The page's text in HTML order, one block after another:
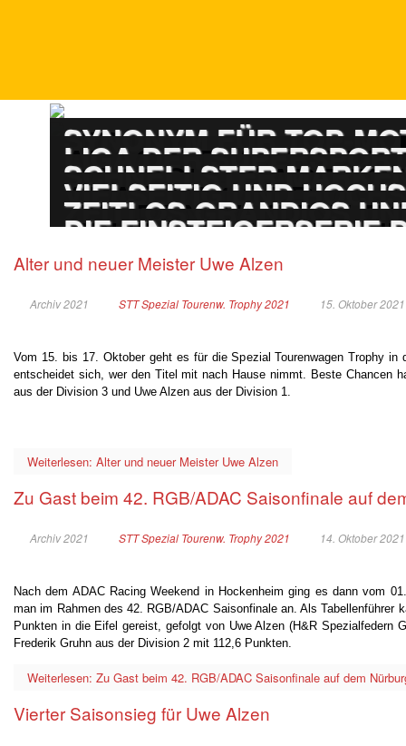
DTM
SYNONYM FÜR TOP-
ADAC GT MASTERS
LIGA DER
PORSCHE
SCHNELLSTER
ADAC GT4
VIELSEITIG UND
TOURENWAGEN
ZEITLOS GRANDIOS
TOURENWAGEN
DIE EINSTEIGERSERIE
Alter und neuer Meister Uwe Alzen
Archiv 2021 STT Spezial Tourenw. Trophy 2021 15. Oktober 2021
Vom 15. bis 17. Oktober geht es für die Spezial Tourenwagen Trophy in
entscheidet sich, wer den Titel mit nach Hause nimmt. Beste Chancen
aus der Division 3 und Uwe Alzen aus der Division 1.
Weiterlesen: Alter und neuer Meister Uwe Alzen
Zu Gast beim 42. RGB/ADAC Saisonfinale auf
Archiv 2021 STT Spezial Tourenw. Trophy 2021 14. Oktober 2021
Nach dem ADAC Racing Weekend in Hockenheim ging es dann vom
man im Rahmen des 42. RGB/ADAC Saisonfinale an. Als Tabellenführer
Punkten in die Eifel gereist, gefolgt von Uwe Alzen (H&R Spezialfedern
Frederik Gruhn aus der Division 2 mit 112,6 Punkten.
Weiterlesen: Zu Gast beim 42. RGB/ADAC Saisonfinale auf dem
Vierter Saisonsieg für Uwe Alzen